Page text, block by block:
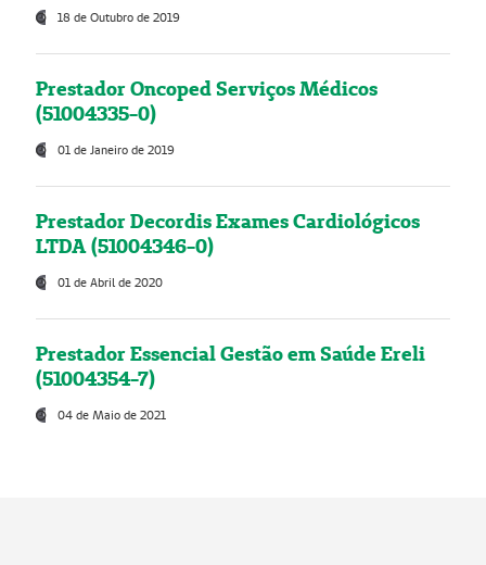
18 de Outubro de 2019
Prestador Oncoped Serviços Médicos
(51004335-0)
01 de Janeiro de 2019
Prestador Decordis Exames Cardiológicos
LTDA (51004346-0)
01 de Abril de 2020
Prestador Essencial Gestão em Saúde Ereli
(51004354-7)
04 de Maio de 2021